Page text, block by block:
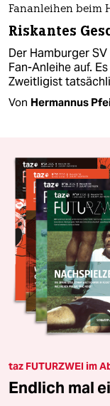
Fananleihen beim
Riskantes
Der Hamburger
Fan-Anleihe auf.
Zweitligist
Von Hermannus
taz FUTURZWEI im
Endlich mal